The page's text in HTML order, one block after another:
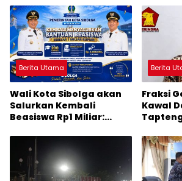
Jadi Perhatian Anggota
DPR RI Muhammad Lokot
Nasution
SDM
Berita Utama
Wali Kota Sibolga akan
Salurkan Kembali
Beasiswa Rp1 Miliar:
Mahasiswa Korban
Bencana
Berita
Fraksi
Kawal
Provinsi